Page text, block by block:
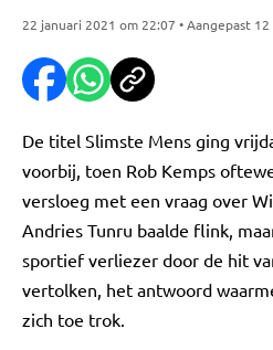
22 januari 2021 om 22:07 • Aangepast
De titel Slimste Mens ging
voorbij, toen Rob Kemps
versloeg met een vraag over
Andries Tunru baalde flink,
sportief verliezer door de hit
vertolken, het antwoord
zich toe trok.